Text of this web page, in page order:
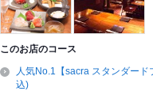
このお店のコース
人気No.1【sacra スタンダー
込)